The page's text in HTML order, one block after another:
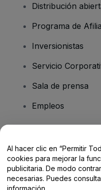
Distribución
Programa de
Inversionistas
Servicio
Sala de prensa
Empleos
Centro de Ayuda
Al hacer clic en “Permitir
cookies para mejorar la
publicitaria. De modo
necesarias. Puedes
información.